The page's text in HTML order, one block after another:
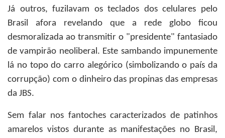
Já outros, fuzilavam os teclados dos celulares pelo
Brasil afora revelando que a rede globo ficou
desmoralizada ao transmitir o "presidente" fantasiado
de vampirão neoliberal. Este sambando impunemente
lá no topo do carro alegórico (simbolizando o país da
corrupção) com o dinheiro das propinas das empresas
da JBS.
Sem falar nos fantoches caracterizados de patinhos
amarelos vistos durante as manifestações no Brasil,